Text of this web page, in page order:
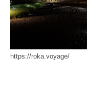
https://roka.voyage/